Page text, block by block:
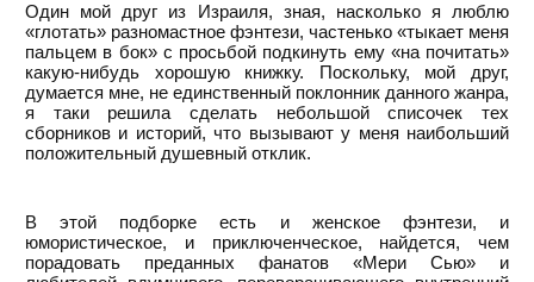
Один мой друг из Израиля, зная, насколько я люблю
«глотать» разномастное фэнтези, частенько «тыкает меня
пальцем в бок» с просьбой подкинуть ему «на почитать»
какую-нибудь хорошую книжку. Поскольку, мой друг,
думается мне, не единственный поклонник данного жанра,
я таки решила сделать небольшой списочек тех
сборников и историй, что вызывают у меня наибольший
положительный душевный отклик.
В этой подборке есть и женское фэнтези, и
юмористическое, и приключенческое, найдется, чем
порадовать преданных фанатов «Мери Сью» и